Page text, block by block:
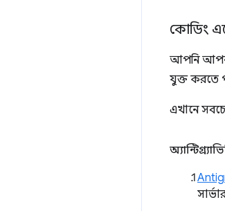
কোডিং
আপনি
যুক্ত করতে
এখানে